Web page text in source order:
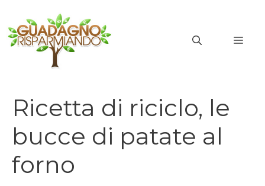
contenuto
Ricetta di riciclo, le
bucce di patate al
forno